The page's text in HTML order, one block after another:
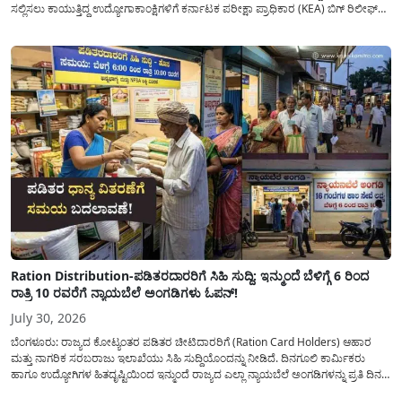
ಸಲ್ಲಿಸಲು ಕಾಯುತ್ತಿದ್ದ ಉದ್ಯೋಗಾಕಾಂಕ್ಷಿಗಳಿಗೆ ಕರ್ನಾಟಕ ಪರೀಕ್ಷಾ ಪ್ರಾಧಿಕಾರ (KEA) ಬಿಗ್ ರಿಲೀಫ್
Ration Distribution-ಪಡಿತರದಾರರಿಗೆ ಸಿಹಿ ಸುದ್ದಿ: ಇನ್ಮುಂದೆ ಬೆಳಿಗ್ಗೆ 6 ರಿಂದ
ರಾತ್ರಿ 10 ರವರೆಗೆ ನ್ಯಾಯಬೆಲೆ ಅಂಗಡಿಗಳು ಓಪನ್!
July 30, 2026
ಬೆಂಗಳೂರು: ರಾಜ್ಯದ ಕೋಟ್ಯಂತರ ಪಡಿತರ ಚೀಟಿದಾರರಿಗೆ (Ration Card Holders) ಆಹಾರ
ಮತ್ತು ನಾಗರಿಕ ಸರಬರಾಜು ಇಲಾಖೆಯು ಸಿಹಿ ಸುದ್ದಿಯೊಂದನ್ನು ನೀಡಿದೆ. ದಿನಗೂಲಿ ಕಾರ್ಮಿಕರು
ಹಾಗೂ ಉದ್ಯೋಗಿಗಳ ಹಿತದೃಷ್ಟಿಯಿಂದ ಇನ್ಮುಂದೆ ರಾಜ್ಯದ ಎಲ್ಲಾ ನ್ಯಾಯಬೆಲೆ ಅಂಗಡಿಗಳನ್ನು ಪ್ರತಿ ದಿನ